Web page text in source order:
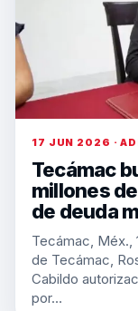
17 JUN 2026 ·
Tecámac
millones
de deuda
Tecámac, Méx.,
de Tecámac,
Cabildo
por…